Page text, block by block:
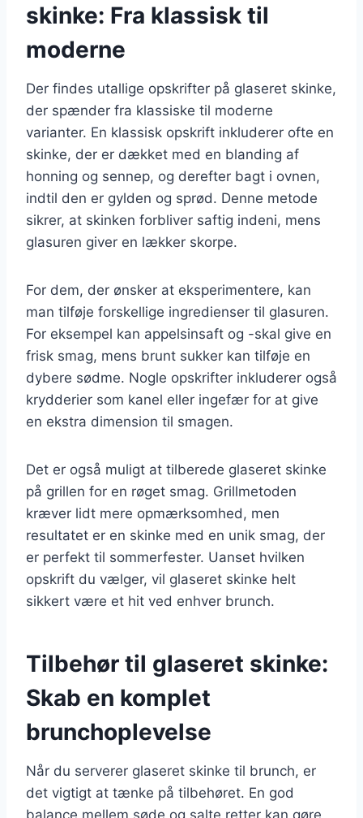
skinke: Fra klassisk til
moderne
Der findes utallige opskrifter på glaseret skinke,
der spænder fra klassiske til moderne
varianter. En klassisk opskrift inkluderer ofte en
skinke, der er dækket med en blanding af
honning og sennep, og derefter bagt i ovnen,
indtil den er gylden og sprød. Denne metode
sikrer, at skinken forbliver saftig indeni, mens
glasuren giver en lækker skorpe.
For dem, der ønsker at eksperimentere, kan
man tilføje forskellige ingredienser til glasuren.
For eksempel kan appelsinsaft og -skal give en
frisk smag, mens brunt sukker kan tilføje en
dybere sødme. Nogle opskrifter inkluderer også
krydderier som kanel eller ingefær for at give
en ekstra dimension til smagen.
Det er også muligt at tilberede glaseret skinke
på grillen for en røget smag. Grillmetoden
kræver lidt mere opmærksomhed, men
resultatet er en skinke med en unik smag, der
er perfekt til sommerfester. Uanset hvilken
opskrift du vælger, vil glaseret skinke helt
sikkert være et hit ved enhver brunch.
Tilbehør til glaseret skinke:
Skab en komplet
brunchoplevelse
Når du serverer glaseret skinke til brunch, er
det vigtigt at tænke på tilbehøret. En god
balance mellem søde og salte retter kan gøre